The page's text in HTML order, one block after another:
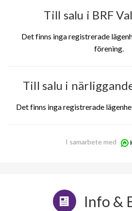
Till salu i BRF
Det finns inga registrerade
förening.
Till salu i
Det finns inga registrerade
I samarbete med
Info &